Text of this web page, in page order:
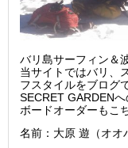
バリ島サーフィン＆
当サイトではバリ、
フスタイルをブログ
SECRET GARDEN
ボードオーダーもこ
名前：大原 遊（オオ